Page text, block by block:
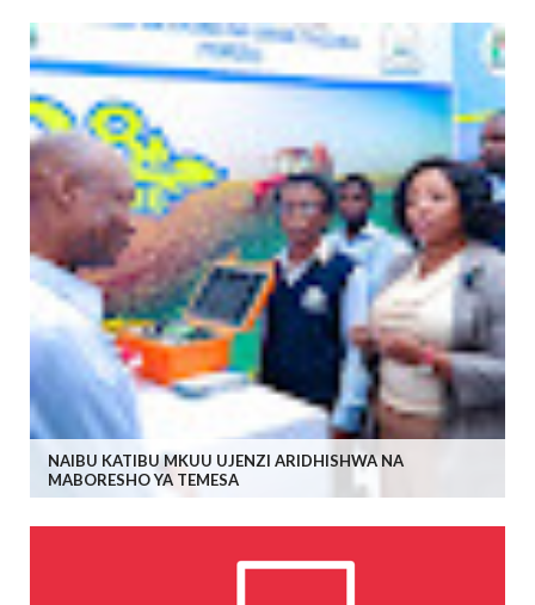
NAIBU KATIBU MKUU UJENZI ARIDHISHWA NA
MABORESHO YA TEMESA